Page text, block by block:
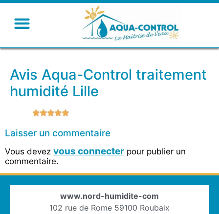
Avis Aqua-Control traitement
humidité Lille
Laisser un commentaire
Vous devez vous connecter pour publier un
commentaire.
www.nord-humidite-com
102 rue de Rome 59100 Roubaix